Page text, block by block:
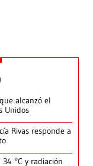
alcanzó el
Unidos
Rivas responde a
°C y radiación